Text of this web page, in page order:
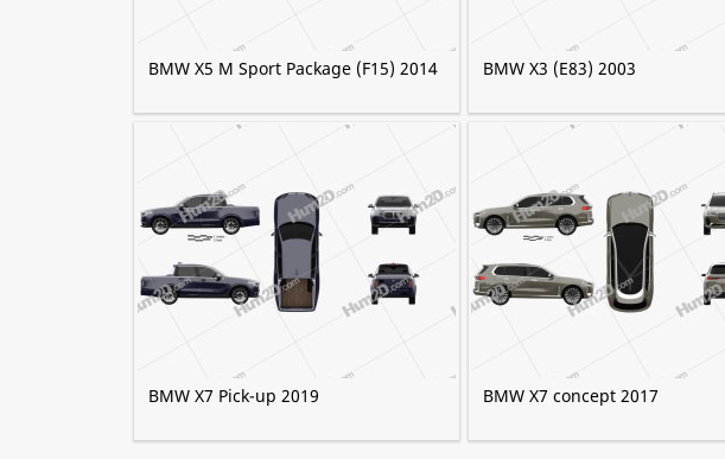
BMW X5 M Sport Package (F15) 2014 BMW X3 (E83) 2003
BMW X7 Pick-up 2019 BMW X7 concept 2017